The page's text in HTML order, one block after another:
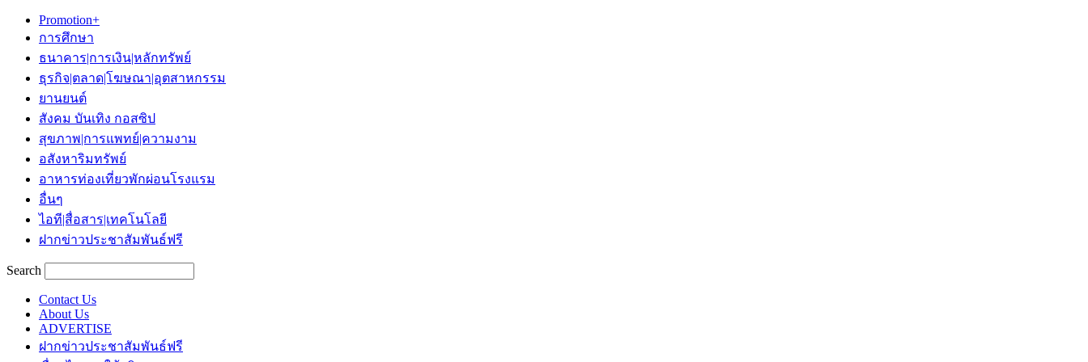
Promotion+
การศึกษา
ธนาคาร|การเงิน|หลักทรัพย์
ธุรกิจ|ตลาด|โฆษณา|อุตสาหกรรม
ยานยนต์
สังคม บันเทิง กอสซิป
สุขภาพ|การแพทย์|ความงาม
อสังหาริมทรัพย์
อาหารท่องเที่ยวพักผ่อนโรงแรม
อื่นๆ
ไอที|สื่อสาร|เทคโนโลยี
ฝากข่าวประชาสัมพันธ์ฟรี
Search
Contact Us
About Us
ADVERTISE
ฝากข่าวประชาสัมพันธ์ฟรี